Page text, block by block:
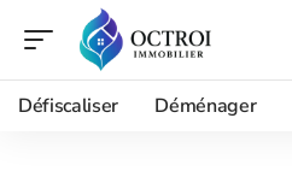
Défiscaliser Déménager